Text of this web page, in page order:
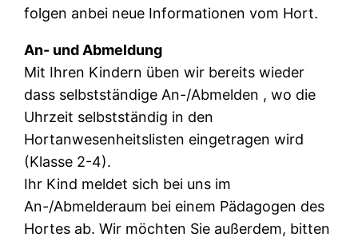
folgen anbei neue Informationen vom Hort.
An- und Abmeldung
Mit Ihren Kindern üben wir bereits wieder
dass selbstständige An-/Abmelden , wo die
Uhrzeit selbstständig in den
Hortanwesenheitslisten eingetragen wird
(Klasse 2-4).
Ihr Kind meldet sich bei uns im
An-/Abmelderaum bei einem Pädagogen des
Hortes ab. Wir möchten Sie außerdem, bitten